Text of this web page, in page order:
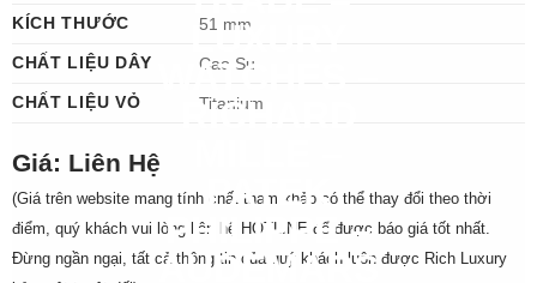
KÍCH THƯỚC
51 mm
CHẤT LIỆU DÂY
Cao Su
CHẤT LIỆU VỎ
Titanium
Giá: Liên Hệ
(Giá trên website mang tính chất tham khảo có thể thay đổi theo thời
điểm, quý khách vui lòng liên hệ HOTLINE để được báo giá tốt nhất.
Đừng ngần ngại, tất cả thông tin của quý khách luôn được Rich Luxury